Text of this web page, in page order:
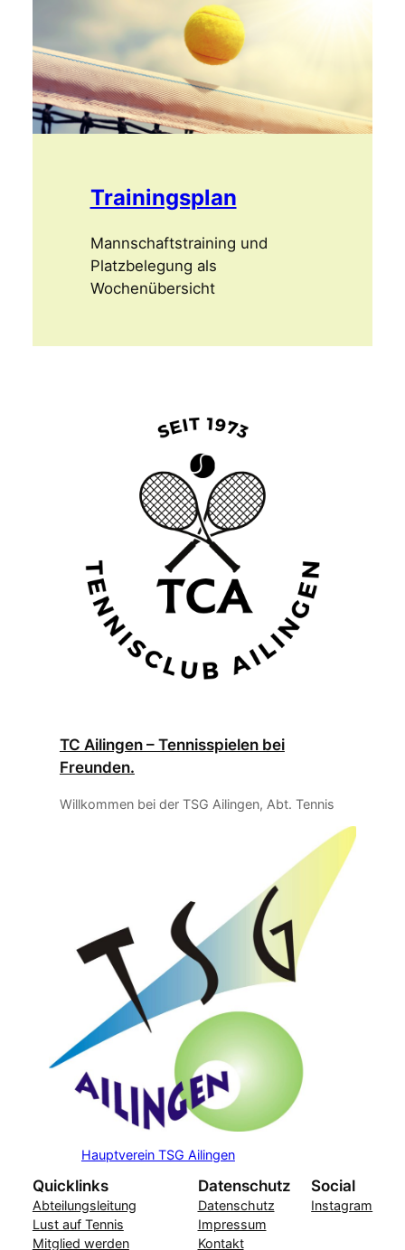
Trainingsplan
Mannschaftstraining und
Platzbelegung als
Wochenübersicht
TC Ailingen – Tennisspielen bei
Freunden.
Willkommen bei der TSG Ailingen, Abt. Tennis
Hauptverein TSG Ailingen
Quicklinks
Abteilungsleitung
Lust auf Tennis
Mitglied werden
Datenschutz
Datenschutz
Impressum
Kontakt
Social
Instagram